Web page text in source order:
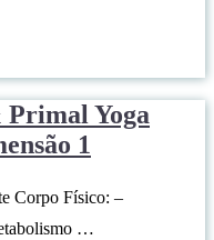
Yoga
1
Corpo Físico: –
…